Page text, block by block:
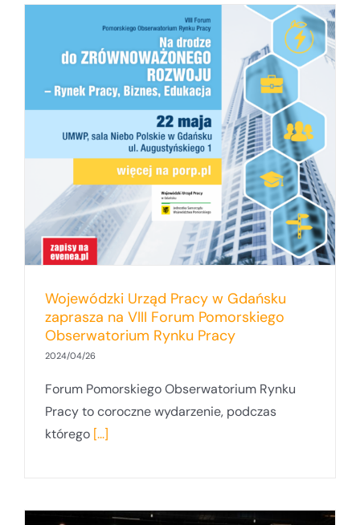
Wojewódzki Urząd Pracy w Gdańsku
zaprasza na VIII Forum Pomorskiego
Obserwatorium Rynku Pracy
2024/04/26
Forum Pomorskiego Obserwatorium Rynku
Pracy to coroczne wydarzenie, podczas
którego [...]